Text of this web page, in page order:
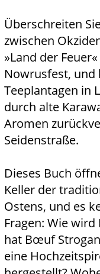
Überschreiten
zwischen
»Land der
Nowrusfest, und
Teeplantagen in
durch alte
Aromen
Seidenstraße.
Dieses Buch
Keller der
Ostens, und es
Fragen: Wie
hat Bœuf
eine